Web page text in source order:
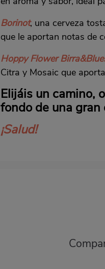
Borinot, una cerveza
que le aportan notas de
Hoppy Flower
Citra y Mosaic que
Elijáis un camino,
fondo de una gran
¡Salud!